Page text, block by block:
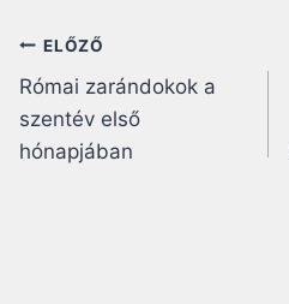
Bejegyzés
navigáció
ELŐZŐ
Római zarándokok a
szentév első
hónapjában